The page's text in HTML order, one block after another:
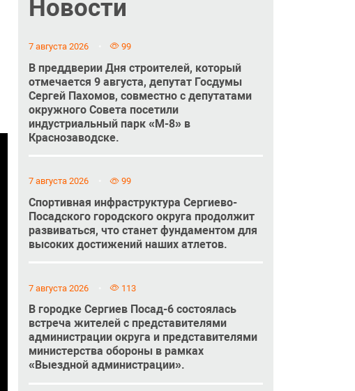
Новости
7 августа 2026 99
В преддверии Дня строителей, который
отмечается 9 августа, депутат Госдумы
Сергей Пахомов, совместно с депутатами
окружного Совета посетили
индустриальный парк «М-8» в
Краснозаводске.
7 августа 2026 99
Спортивная инфраструктура Сергиево-
Посадского городского округа продолжит
развиваться, что станет фундаментом для
высоких достижений наших атлетов.
7 августа 2026 113
В городке Сергиев Посад-6 состоялась
встреча жителей с представителями
администрации округа и представителями
министерства обороны в рамках
«Выездной администрации».